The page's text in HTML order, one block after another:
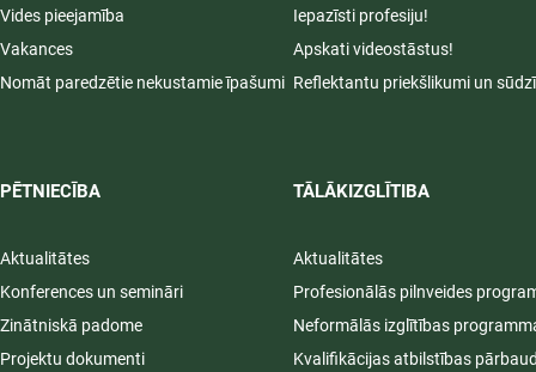
Vides pieejamība
Vakances
Nomāt paredzētie nekustamie īpašumi
PĒTNIECĪBA
Aktualitātes
Konferences un semināri
Zinātniskā padome
Projektu dokumenti
Iepazīsti profesiju!
Apskati videostāstus!
Reflektantu priekšlikumi un
TĀLĀKIZGLĪTIBA
Aktualitātes
Profesionālās pilnveides
Neformālās izglītības
Kvalifikācijas atbilstības